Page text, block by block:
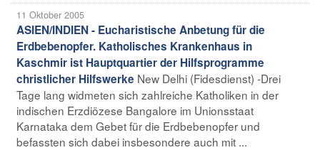
11 Oktober 2005
ASIEN/INDIEN - Eucharistische Anbetung für die
Erdbebenopfer. Katholisches Krankenhaus in
Kaschmir ist Hauptquartier der Hilfsprogramme
christlicher Hilfswerke New Delhi (Fidesdienst) -Drei
Tage lang widmeten sich zahlreiche Katholiken in der
indischen Erzdiözese Bangalore im Unionsstaat
Karnataka dem Gebet für die Erdbebenopfer und
befassten sich dabei insbesondere auch mit ...